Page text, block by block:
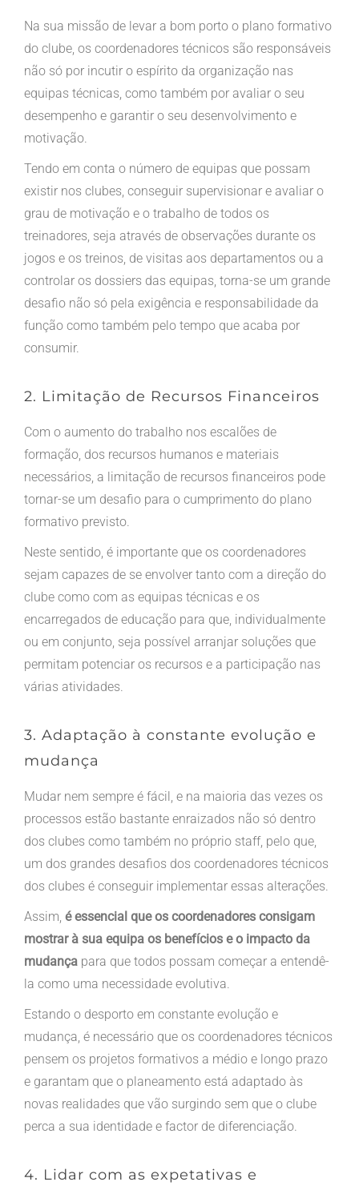
Na sua missão de levar a bom porto o plano formativo
do clube, os coordenadores técnicos são responsáveis
não só por incutir o espírito da organização nas
equipas técnicas, como também por avaliar o seu
desempenho e garantir o seu desenvolvimento e
motivação.
Tendo em conta o número de equipas que possam
existir nos clubes, conseguir supervisionar e avaliar o
grau de motivação e o trabalho de todos os
treinadores, seja através de observações durante os
jogos e os treinos, de visitas aos departamentos ou a
controlar os dossiers das equipas, torna-se um grande
desafio não só pela exigência e responsabilidade da
função como também pelo tempo que acaba por
consumir.
2. Limitação de Recursos Financeiros
Com o aumento do trabalho nos escalões de
formação, dos recursos humanos e materiais
necessários, a limitação de recursos financeiros pode
tornar-se um desafio para o cumprimento do plano
formativo previsto.
Neste sentido, é importante que os coordenadores
sejam capazes de se envolver tanto com a direção do
clube como com as equipas técnicas e os
encarregados de educação para que, individualmente
ou em conjunto, seja possível arranjar soluções que
permitam potenciar os recursos e a participação nas
várias atividades.
3. Adaptação à constante evolução e
mudança
Mudar nem sempre é fácil, e na maioria das vezes os
processos estão bastante enraizados não só dentro
dos clubes como também no próprio staff, pelo que,
um dos grandes desafios dos coordenadores técnicos
dos clubes é conseguir implementar essas alterações.
Assim, é essencial que os coordenadores consigam
mostrar à sua equipa os benefícios e o impacto da
mudançapara que todos possam começar a entendê-
la como uma necessidade evolutiva.
Estando o desporto em constante evolução e
mudança, é necessário que os coordenadores técnicos
pensem os projetos formativos a médio e longo prazo
e garantam que o planeamento está adaptado às
novas realidades que vão surgindo sem que o clube
perca a sua identidade e factor de diferenciação.
4. Lidar com as expetativas e